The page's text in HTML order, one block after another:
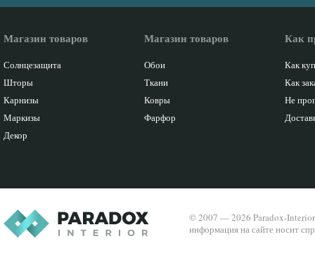
Магазин товаров
Солнцезащита
Шторы
Карнизы
Маркизы
Декор
Магазин товаров
Обои
Ткани
Ковры
Фарфор
Как
Как
Как
Не
© 2007 — 2026 Paradox-
информация на сайте носит